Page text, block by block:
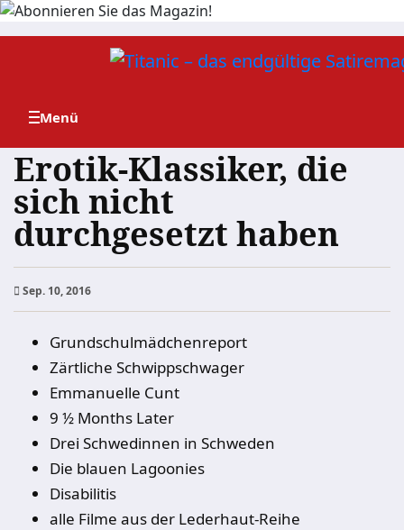
Zum
Erotik-Klassiker, die
sich nicht
durchgesetzt haben
Sep. 10, 2016
Grundschulmädchenreport
Zärtliche Schwippschwager
Emmanuelle Cunt
9 ½ Months Later
Drei Schwedinnen in Schweden
Die blauen Lagoonies
Disabilitis
alle Filme aus der Lederhaut-Reihe